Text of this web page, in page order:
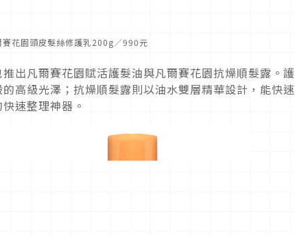
花園頭皮髮絲修護乳200g／990元
出凡爾賽花園賦活護髮油與凡爾賽花園抗燥順髮露。護
高級光澤；抗燥順髮露則以油水雙層精華設計，能快速
速整理神器。